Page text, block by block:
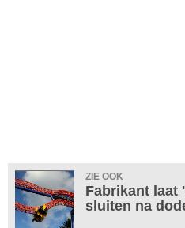
ZIE OOK
Fabrikant laat
sluiten na